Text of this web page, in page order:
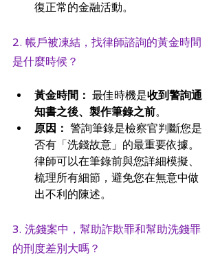
復正常的金融活動。
2. 帳戶被凍結，找律師諮詢的黃金時間
是什麼時候？
黃金時間： 最佳時機是收到警詢通
知書之後、製作筆錄之前。
原因： 警詢筆錄是檢察官判斷您是
否有「洗錢故意」的最重要依據。
律師可以在筆錄前與您詳細模擬、
梳理所有細節，避免您在無意中做
出不利的陳述。
3. 洗錢案中，幫助詐欺罪和幫助洗錢罪
的刑度差別大嗎？